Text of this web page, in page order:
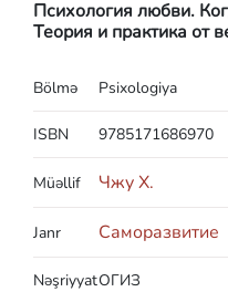
Психология любви.
Теория и практика от
Bölmə Psixologiya
ISBN 9785171686970
Müəllif Чжу Х.
Janr Саморазвитие
NəşriyyatОГИЗ